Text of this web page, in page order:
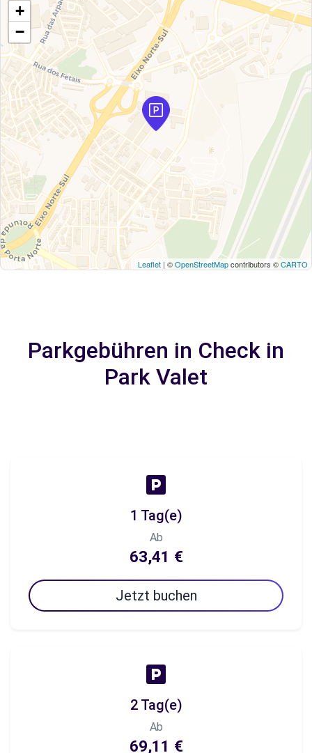
+
−
Leaflet | ©OpenStreetMapcontributors ©CARTO
Parkgebühren in Check in
Park Valet
1 Tag(e)
Ab
63,41 €
Jetzt buchen
2 Tag(e)
Ab
69,11 €